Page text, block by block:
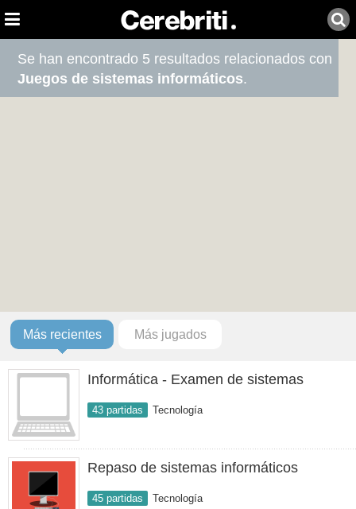
Se han encontrado 5 resultados relacionados con
Juegos de sistemas informáticos.
Más recientes Más jugados
Informática - Examen de sistemas
43 partidas Tecnología
Repaso de sistemas informáticos
45 partidas Tecnología